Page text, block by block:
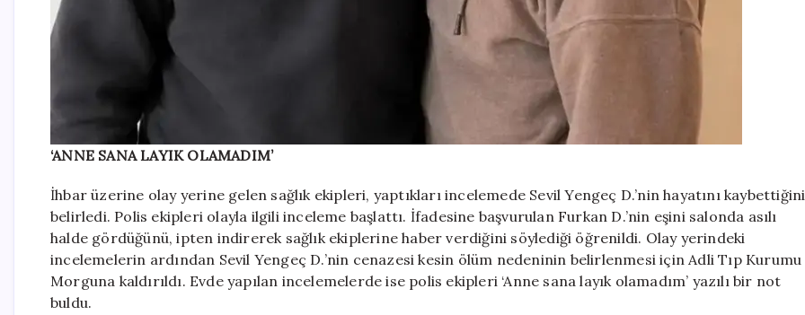
‘ANNE SANA LAYIK OLAMADIM’
İhbar üzerine olay yerine gelen sağlık ekipleri, yaptıkları incelemede Sevil Yengeç D.’nin hayatını kaybettiğini
belirledi. Polis ekipleri olayla ilgili inceleme başlattı. İfadesine başvurulan Furkan D.’nin eşini salonda asılı
halde gördüğünü, ipten indirerek sağlık ekiplerine haber verdiğini söylediği öğrenildi. Olay yerindeki
incelemelerin ardından Sevil Yengeç D.’nin cenazesi kesin ölüm nedeninin belirlenmesi için Adli Tıp Kurumu
Morguna kaldırıldı. Evde yapılan incelemelerde ise polis ekipleri ‘Anne sana layık olamadım’ yazılı bir not
buldu.